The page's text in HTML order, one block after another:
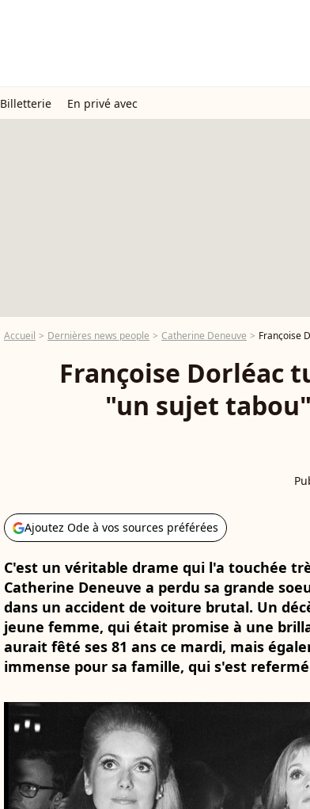
Billetterie En privé avec
Accueil Dernières news people Catherine Deneuve Françoise
Françoise Dorléac
"un sujet
Ajoutez Ode à vos sources préférées
C'est un véritable drame qui l'a touchée
Catherine Deneuve a perdu sa grande
dans un accident de voiture brutal. Un
jeune femme, qui était promise à une
aurait fêté ses 81 ans ce mardi, mais
immense pour sa famille, qui s'est